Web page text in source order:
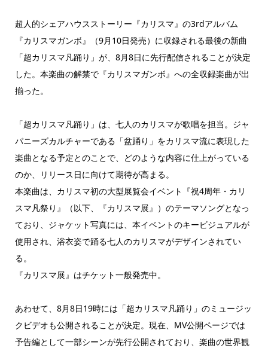
超人的シェアハウスストーリー『カリスマ』の3rdアルバム
『カリスマガンボ』（9月10日発売）に収録される最後の新曲
「超カリスマ凡踊り」が、8月8日に先行配信されることが決定
した。本楽曲の解禁で『カリスマガンボ』への全収録楽曲が出
揃った。
「超カリスマ凡踊り」は、七人のカリスマが歌唱を担当。ジャ
パニーズカルチャーである「盆踊り」をカリスマ流に表現した
楽曲となる予定とのことで、どのような内容に仕上がっている
のか、リリース日に向けて期待が高まる。
本楽曲は、カリスマ初の大型展覧会イベント『祝4周年・カリ
スマ凡祭り』（以下、『カリスマ展』）のテーマソングとなっ
ており、ジャケット写真には、本イベントのキービジュアルが
使用され、浴衣姿で踊る七人のカリスマがデザインされてい
る。
『カリスマ展』はチケット一般発売中。
あわせて、8月8日19時には「超カリスマ凡踊り」のミュージッ
クビデオも公開されることが決定。現在、MV公開ページでは
予告編として一部シーンが先行公開されており、楽曲の世界観